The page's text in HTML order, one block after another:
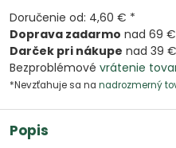
Doručenie od: 4,60 € *
Doprava zadarmo nad 69 €
Darček pri nákupe nad 39 €
Bezproblémové vrátenie
*Nevzťahuje sa na nadrozmerný
Popis